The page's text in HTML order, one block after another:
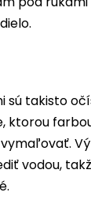
sú takisto
ktorou
vodou,